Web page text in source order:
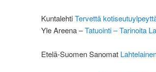
KuntalehtiTervettä
Yle Areena –Tatuointi – Tarinoita
Etelä-Suomen Sanomat